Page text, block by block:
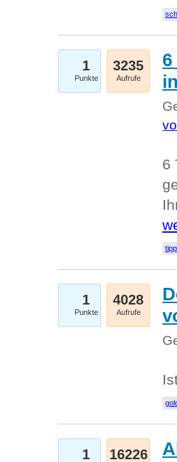
1
Punkte
3235
Aufrufe
6
1
Punkte
4028
Aufrufe
1 16226